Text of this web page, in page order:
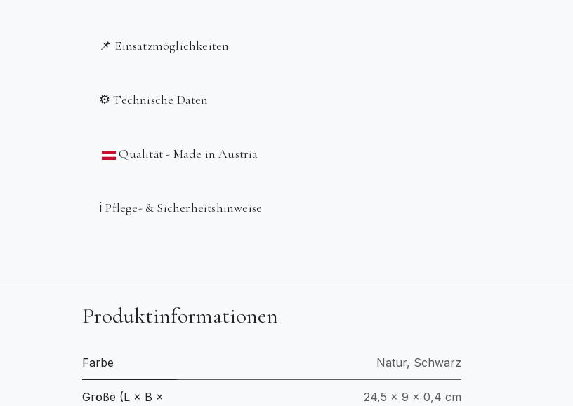
📌 Einsatzmöglichkeiten
⚙️ Technische Daten
Qualität - Made in Austria
ℹ️ Pflege- & Sicherheitshinweise
Produktinformationen
Farbe Natur, Schwarz
Größe (L × B ×
24,5 × 9 × 0,4 cm